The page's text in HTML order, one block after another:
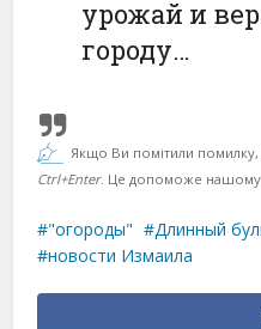
урожай и
городу…
Якщо Ви помітили помилку,
Ctrl+Enter. Це допоможе нашому
"огороды" Длинный
новости Измаила